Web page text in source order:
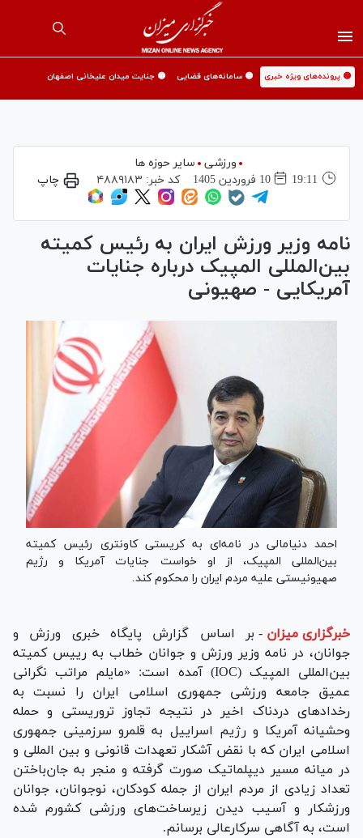
🟡 پرونده‌های ویژه خبری 🟡 سامانه‌های قضایی 🟡 جنایت میدان علیخانی اصفهان
ورزشی
سایر حوزه ها
19:11
10 فروردين 1405 کد خبر: ۴۸۸۹۱۸۳ چاپ
نامه وزیر ورزش ایران به رئیس کمیته
بین‌المللی المپیک درباره جنایات
آمریکایی - صهیونی
احمد دنیامالی در نامه‌ای به کریستی کاونتری رئیس کمیته
بین‌المللی المپیک، از او خواست جنایات آمریکا و رژیم
صهیونیستی علیه مردم ایران را محکوم کند.
خبرگزاری میزان - بر اساس گزارش پایگاه خبری ورزش و
جوانان، در نامه وزیر ورزش و جوانان خطاب به رییس کمیته
بین‌المللی المپیک (IOC) آمده است: «مایلم مراتب نگرانی
عمیق جامعه ورزشی جمهوری اسلامی ایران را نسبت به
رخداد‌های دردناک اخیر در نتیجه تجاوز تروریستی و حمله
وحشیانه آمریکا و رژیم اسراییل به قلمرو سرزمینی جمهوری
اسلامی ایران که با نقض آشکار تعهدات قانونی و بین المللی و
در میانه مسیر دیپلماتیک صورت گرفته و منجر به جان‌باختن
تعداد زیادی از مردم ایران از جمله کودکان، نوجوانان، جوانان
ورزشکار و آسیب دیدن زیرساخت‌های ورزشی کشورم شده
است، به آگاهی سرکارعالی برسانم.